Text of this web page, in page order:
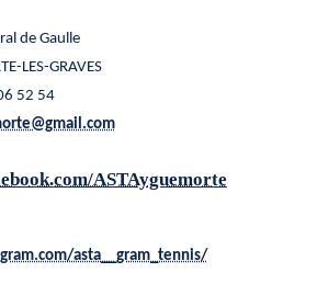
de Gaulle
LES-GRAVES
52 54
ASTAyguemorte
asta__gram_tennis/